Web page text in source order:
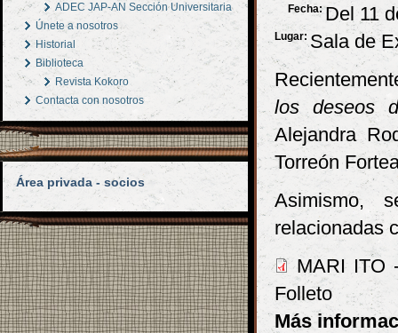
ADEC JAP-AN Sección Universitaria
Únete a nosotros
Historial
Biblioteca
Revista Kokoro
Contacta con nosotros
Área privada - socios
Fecha:Del 11
Lugar: Sala de
los deseos
Alejandra
Torreón
Asimismo,
relacionadas
MARI ITO
Folleto
Más